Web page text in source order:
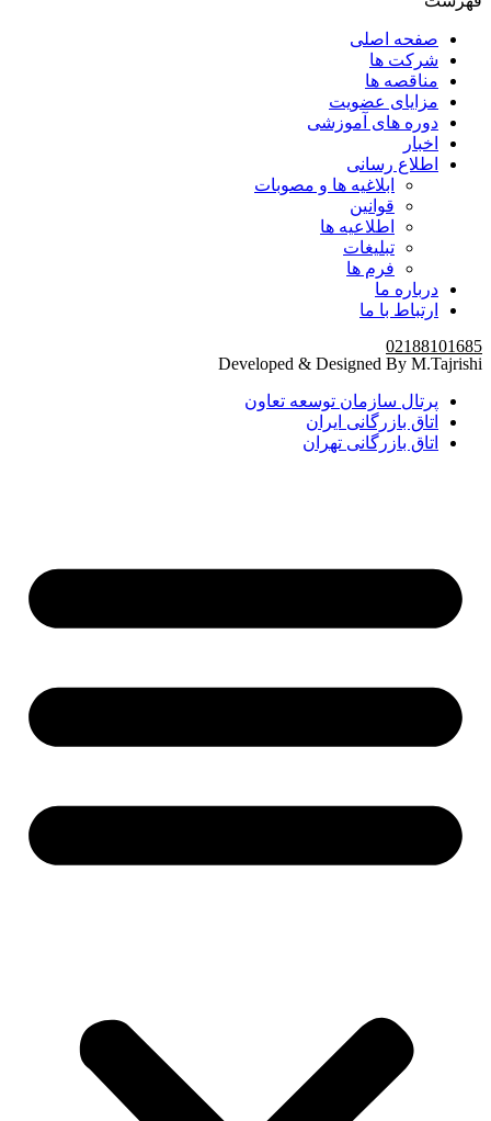
صفحه اصلی
شرکت ها
مناقصه ها
مزایای عضویت
دوره های آموزشی
اخبار
اطلاع رسانی
ابلاغیه ها و مصوبات
قوانین
اطلاعیه ها
تبلیغات
فرم ها
درباره ما
ارتباط با ما
02188101685
Developed & Designed By M.Tajrishi
پرتال سازمان توسعه تعاون
اتاق بازرگانی ایران
اتاق بازرگانی تهران